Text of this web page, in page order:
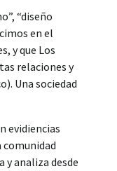
“diseño
en el
y que Los
relaciones y
Una sociedad
evidiencias
analiza desde